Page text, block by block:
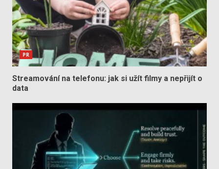
PR
Streamování na telefonu: jak si užít filmy a nepřijít o
data